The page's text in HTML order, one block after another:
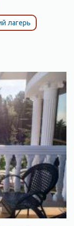
лагерь